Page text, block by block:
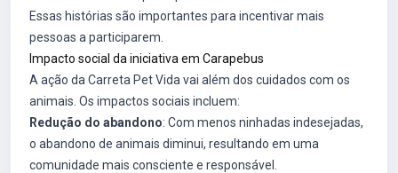
Essas histórias são importantes para incentivar mais
pessoas a participarem.
Impacto social da iniciativa em Carapebus
A ação da Carreta Pet Vida vai além dos cuidados com os
animais. Os impactos sociais incluem:
Redução do abandono: Com menos ninhadas indesejadas,
o abandono de animais diminui, resultando em uma
comunidade mais consciente e responsável.